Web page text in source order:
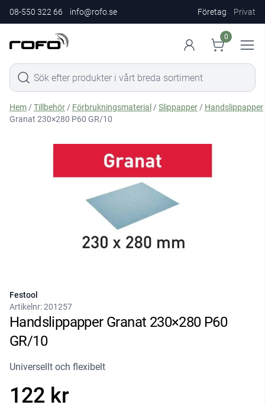
08-550 322 66 info@rofo.se Företag Privat
0
Hem /Tillbehör / Förbrukningsmaterial /Slippapper / Handslippapper
Granat 230×280 P60 GR/10
Festool
Artikelnr:201257
Handslippapper Granat 230×280 P60
GR/10
Universellt och flexibelt
122 kr